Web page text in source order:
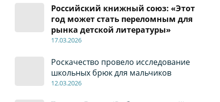
Российский книжный союз: «Этот
год может стать переломным для
рынка детской литературы»
17.03.2026
Роскачество провело исследование
школьных брюк для мальчиков
12.03.2026